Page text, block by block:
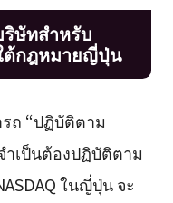
ษัทสำหรับ
ต้กฎหมายญี่ปุ่น
ถ “ปฏิบัติตาม
เป็นต้องปฏิบัติตาม
ในญี่ปุ่น จะ